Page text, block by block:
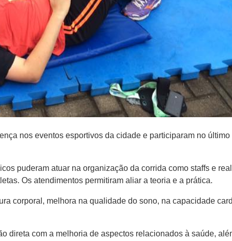
nos eventos esportivos da cidade e participaram no último
puderam atuar na organização da corrida como staffs e
Os atendimentos permitiram aliar a teoria e a prática.
corporal, melhora na qualidade do sono, na capacidade
com a melhoria de aspectos relacionados à saúde,